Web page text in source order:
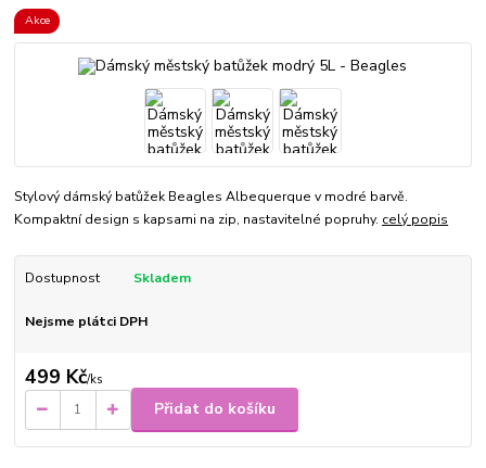
Akce
Stylový dámský batůžek Beagles Albequerque v modré barvě.
Kompaktní design s kapsami na zip, nastavitelné popruhy. celý popis
Dostupnost Skladem
Nejsme plátci DPH
499 Kč/ks
Přidat do košíku